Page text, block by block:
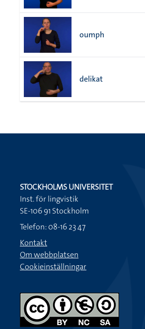
oumph
delikat
STOCKHOLMS UNIVERSITET
Inst. för lingvistik
SE-106 91 Stockholm
Telefon: 08-16 23 47
Kontakt
Om webbplatsen
Cookieinställningar